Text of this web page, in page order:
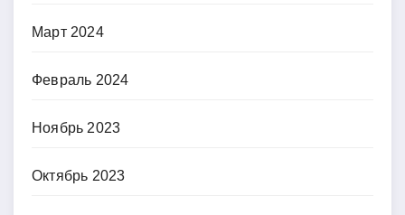
Март 2024
Февраль 2024
Ноябрь 2023
Октябрь 2023